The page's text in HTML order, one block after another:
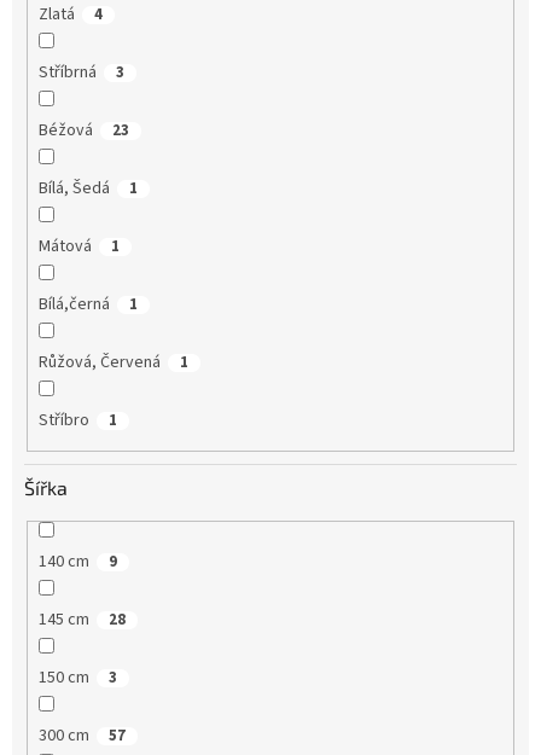
Zlatá 4
Stříbrná 3
Béžová 23
Bílá, Šedá 1
Mátová 1
Bílá,černá 1
Růžová, Červená 1
Stříbro 1
Šířka
140 cm 9
145 cm 28
150 cm 3
300 cm 57